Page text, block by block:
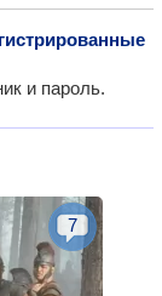
и пароль.
7